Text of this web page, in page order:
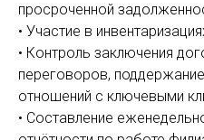
просроченной
• Участие в
• Контроль заключения
переговоров,
отношений с ключевыми
• Составление